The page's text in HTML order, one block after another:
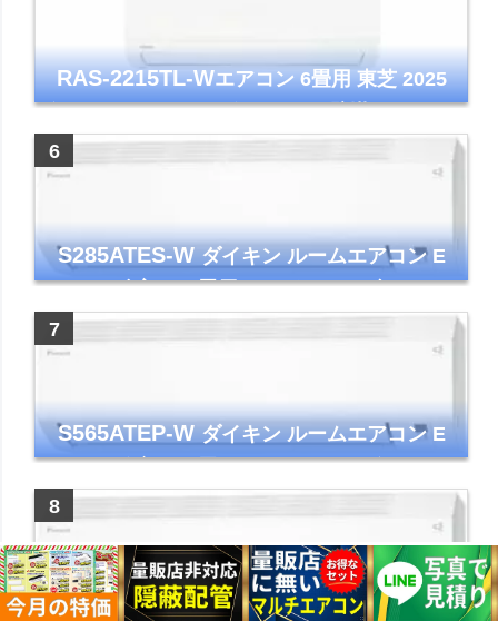
RAS-2215TL-Wエアコン 6畳用 東芝 2025
年モデル TLシリーズ ホワイト 壁掛け クーラ
ー コンパクト 清潔
S285ATES-Wダイキン ルームエアコン E
シリーズ 主に10畳用 ホワイト 2025年モデル
コンパクトモデル ストリーマ
S565ATEP-Wダイキン ルームエアコン E
シリーズ 主に18畳用 ホワイト 2025年モデル
コンパクトモデル ストリーマ
S255ATES-Wダイキン ルームエアコン E